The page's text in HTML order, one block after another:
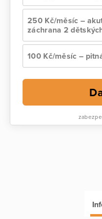
250 Kč/měsíc –
záchrana 2
100 Kč/měsíc –